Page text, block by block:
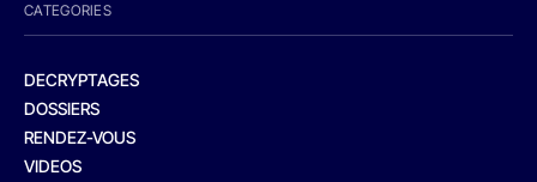
CATEGORIES
DECRYPTAGES
DOSSIERS
RENDEZ-VOUS
VIDEOS